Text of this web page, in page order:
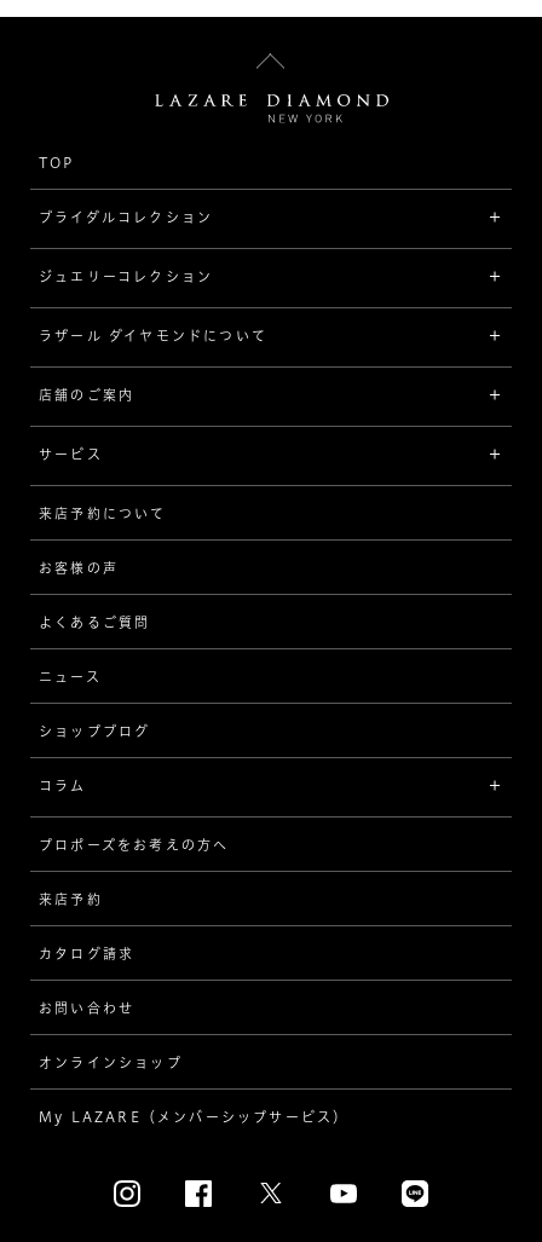
TOP
ブライダルコレクション
婚約指輪（エンゲージリング）
[素材から選ぶ]
プラチナ
イエローゴールド
コンビネーション
[フォルムから選ぶ]
ストレート
ウェーブ
V字
[セッテイングから選ぶ]
ソリテール
ワンサイドメレ
ダブルサイドメレ
ラインメレ
人気の婚約指輪
結婚指輪（マリッジリング）
[素材から選ぶ]
ジュエリーコレクション
ジュエリーコレクショントップ
ジュエリー一覧
リング
ネックレス/ペンダント
ピアス/イヤリング
ブレスレット
ラザール ダイヤモンドについて
ラザール ダイヤモンドについて
品質
歴史
企業の取り組み
店舗のご案内
サービス
サービスについて
アフターサービス
MESSAGE IN DIAMOND
品質保証
ブライダルアイテム
来店予約について
お客様の声
よくあるご質問
ニュース
ショップブログ
コラム
インタビュー
指輪
ダイヤモンド
プロポーズ
結婚式
プロポーズをお考えの方へ
来店予約
カタログ請求
お問い合わせ
オンラインショップ
My LAZARE（メンバーシップサービス）